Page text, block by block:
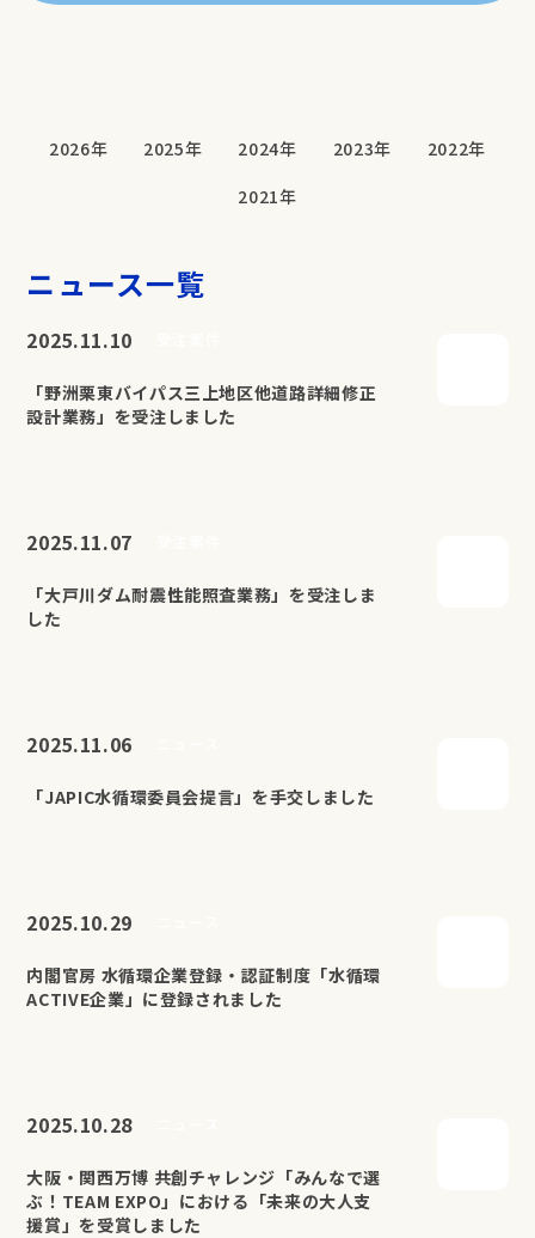
2026年 2025年 2024年 2023年
2022年
2021年
ニュース一覧
2025.11.10
「野洲栗東バイパス三上地区他道路詳細修正
設計業務」を受注しました
2025.11.07
「大戸川ダム耐震性能照査業務」を受注しま
した
2025.11.06
「JAPIC水循環委員会提言」を手交しました
2025.10.29
内閣官房 水循環企業登録・認証制度「水循環
ACTIVE企業」に登録されました
2025.10.28
大阪・関西万博 共創チャレンジ「みんなで選
ぶ！TEAM EXPO」における「未来の大人支
援賞」を受賞しました